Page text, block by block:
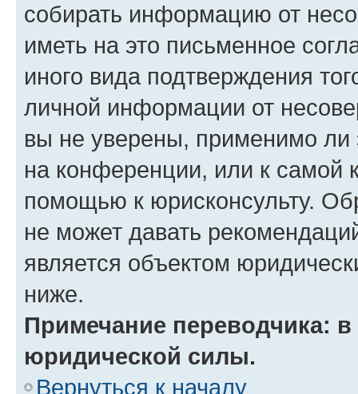
собирать информацию от
иметь на это письменное
иного вида подтверждения
личной информации от
вы не уверены, применимо ли
на конференции, или к самой
помощью к юрисконсульту.
не может давать
является объектом
ниже.
Примечание переводчика:
юридической силы.
Вернуться к началу